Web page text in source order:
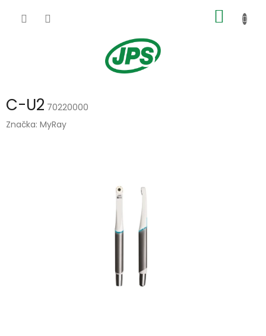
KOŠÍK
C-U2 70220000
Značka: MyRay